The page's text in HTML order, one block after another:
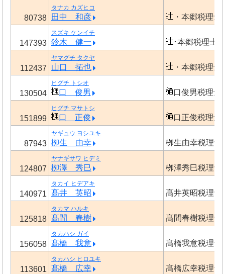
80738
タナカ カズヒコ
田中 和彦 ・本郷税理
147393
スズキ ケンイチ
鈴木 健一 ･本郷税理士
112437
ヤマグチ タクヤ
山口 拓也 ・本郷税理
130504
ヒグチ トシオ
口 俊男 口俊男税理士
151899
ヒグチ マサトシ
口 正俊 口正俊税理士
87943
ヤギュウ ヨシユキ
栁生 由幸 栁生由幸税理士
124807
ヤナギサワ ヒデミ
栁澤 秀巳 栁澤秀巳税理士
140971
タカイ ヒデアキ
髙井 英昭 髙井英昭税理士
125818
タカマ ハルキ
髙間 春樹 髙間春樹税理士
156058
タカハシ ガイ
髙橋 我意 髙橋我意税理士
113601
タカハシ ヒロユキ
髙橋 広幸 髙橋広幸税理士